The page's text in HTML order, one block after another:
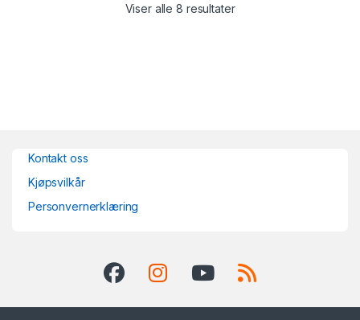
Viser alle 8 resultater
Kontakt oss
Kjøpsvilkår
Personvernerklæring